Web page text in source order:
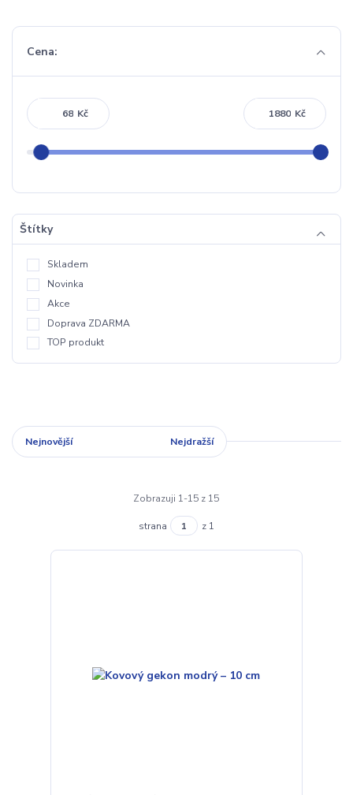
Cena:
Kč Kč
Štítky
Skladem
Novinka
Akce
Doprava ZDARMA
TOP produkt
Nejnovější Nejdražší
Zobrazuji 1-15 z 15
strana z 1